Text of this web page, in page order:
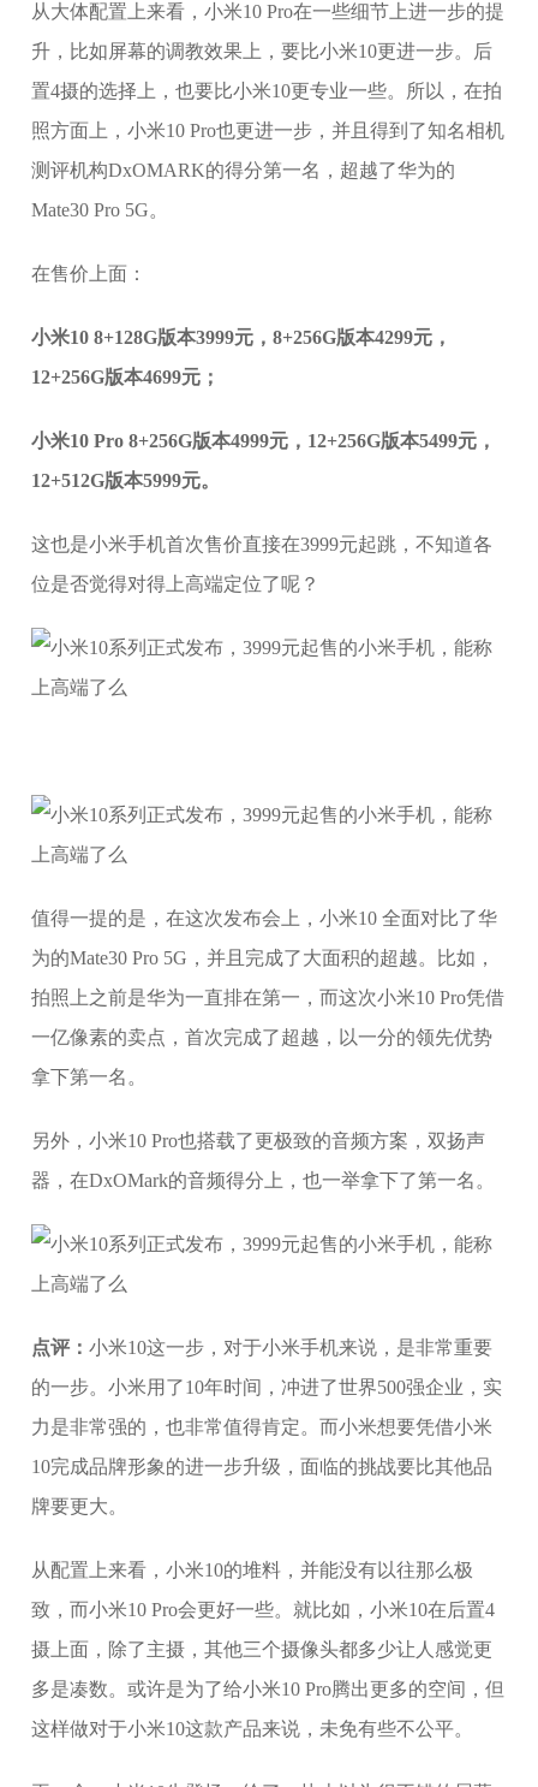
从大体配置上来看，小米10 Pro在一些细节上进一步的提
升，比如屏幕的调教效果上，要比小米10更进一步。后
置4摄的选择上，也要比小米10更专业一些。所以，在拍
照方面上，小米10 Pro也更进一步，并且得到了知名相机
测评机构DxOMARK的得分第一名，超越了华为的
Mate30 Pro 5G。
在售价上面：
小米10 8+128G版本3999元，8+256G版本4299元，
12+256G版本4699元；
小米10 Pro 8+256G版本4999元，12+256G版本5499元，
12+512G版本5999元。
这也是小米手机首次售价直接在3999元起跳，不知道各
位是否觉得对得上高端定位了呢？
值得一提的是，在这次发布会上，小米10 全面对比了华
为的Mate30 Pro 5G，并且完成了大面积的超越。比如，
拍照上之前是华为一直排在第一，而这次小米10 Pro凭借
一亿像素的卖点，首次完成了超越，以一分的领先优势
拿下第一名。
另外，小米10 Pro也搭载了更极致的音频方案，双扬声
器，在DxOMark的音频得分上，也一举拿下了第一名。
点评：小米10这一步，对于小米手机来说，是非常重要
的一步。小米用了10年时间，冲进了世界500强企业，实
力是非常强的，也非常值得肯定。而小米想要凭借小米
10完成品牌形象的进一步升级，面临的挑战要比其他品
牌要更大。
从配置上来看，小米10的堆料，并能没有以往那么极
致，而小米10 Pro会更好一些。就比如，小米10在后置4
摄上面，除了主摄，其他三个摄像头都多少让人感觉更
多是凑数。或许是为了给小米10 Pro腾出更多的空间，但
这样做对于小米10这款产品来说，未免有些不公平。